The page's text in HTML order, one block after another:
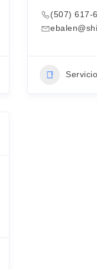
(507) 617-